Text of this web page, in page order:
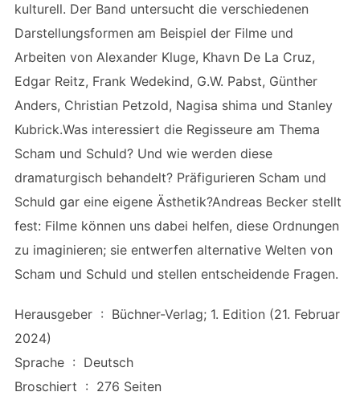
kulturell. Der Band untersucht die verschiedenen
Darstellungsformen am Beispiel der Filme und
Arbeiten von Alexander Kluge, Khavn De La Cruz,
Edgar Reitz, Frank Wedekind, G.W. Pabst, Günther
Anders, Christian Petzold, Nagisa shima und Stanley
Kubrick.Was interessiert die Regisseure am Thema
Scham und Schuld? Und wie werden diese
dramaturgisch behandelt? Präfigurieren Scham und
Schuld gar eine eigene Ästhetik?Andreas Becker stellt
fest: Filme können uns dabei helfen, diese Ordnungen
zu imaginieren; sie entwerfen alternative Welten von
Scham und Schuld und stellen entscheidende Fragen.
Herausgeber ‏ : ‎ Büchner-Verlag; 1. Edition (21. Februar
2024)
Sprache ‏ : ‎ Deutsch
Broschiert ‏ : ‎ 276 Seiten